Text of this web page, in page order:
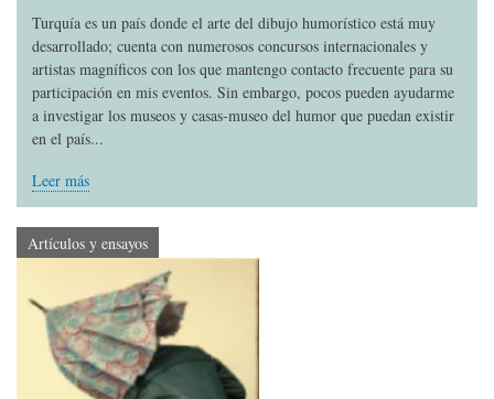
Turquía es un país donde el arte del dibujo humorístico está muy
desarrollado; cuenta con numerosos concursos internacionales y
artistas magníficos con los que mantengo contacto frecuente para su
participación en mis eventos. Sin embargo, pocos pueden ayudarme
a investigar los museos y casas-museo del humor que puedan existir
en el país...
Leer más
Artículos y ensayos